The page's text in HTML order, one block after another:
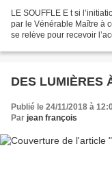
LE SOUFFLE E t si
par le Vénérable Maître à
se relève pour recevoir
DES LUMIÈRES
Publié le 24/11/2018 à
Par jean françois